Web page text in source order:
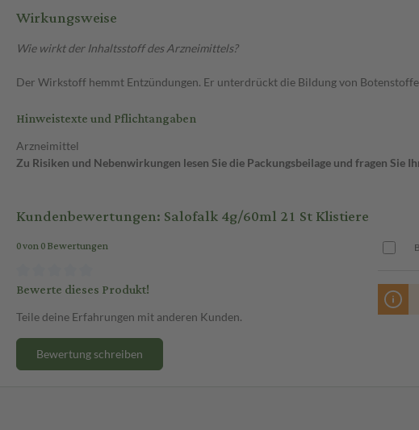
Wirkungsweise
Wie wirkt der Inhaltsstoff des Arzneimittels?
Der Wirkstoff hemmt Entzündungen. Er unterdrückt die Bildung von
Hinweistexte und Pflichtangaben
Arzneimittel
Zu Risiken und Nebenwirkungen lesen Sie die Packungsbeilage und fragen Sie
Kundenbewertungen: Salofalk 4g/60ml 21 St Klistiere
0 von 0 Bewertungen
Bewerte dieses Produkt!
Teile deine Erfahrungen mit anderen Kunden.
Bewertung schreiben